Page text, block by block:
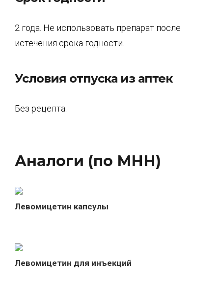
2 года. Не использовать препарат после
истечения срока годности.
Условия отпуска из аптек
Без рецепта.
Аналоги (по МНН)
Левомицетин капсулы
Левомицетин для инъекций